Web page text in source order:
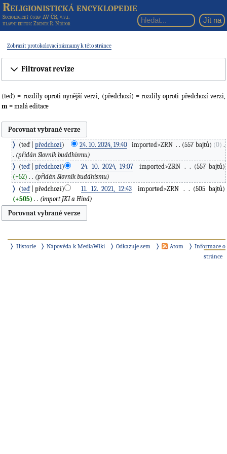
Religionistická encyklopedie
Sociologický ústav AV ČR, v.v.i.
hlavní editor: Zdeněk R. Nešpor
Zobrazit protokolovací záznamy k této stránce
Filtrovat revize
(teď) = rozdíly oproti nynější verzi, (předchozí) = rozdíly oproti předchozí verzi,
m = malá editace
teď předchozí 24. 10. 2024, 19:40 imported>ZRN 557 bajtů 0 ‎
přidán Slovník buddhismu
teď
předchozí 24. 10. 2024, 19:07 imported>ZRN ‎
557 bajtů
+52 ‎
přidán Slovník buddhismu
teď
předchozí 11. 12. 2021, 12:43‎ imported>ZRN ‎
505 bajtů
+505 ‎ import JKI a Hind
Historie Nápověda k MediaWiki Odkazuje sem Atom
Informace o
stránce